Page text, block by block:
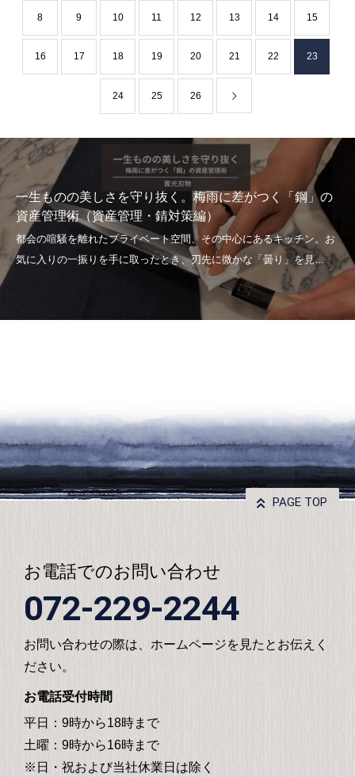
8 9 10 11 12 13 14 15
16 17 18 19 20 21 22 23
24 25 26
一生ものの美しさを守り抜く。梅雨に差がつく「鋼」の
資産管理術（資産管理・錆対策編）
PAGE TOP
お電話でのお問い合わせ
072-229-2244
お問い合わせの際は、ホームページを見たとお伝えく
ださい。
お電話受付時間
平日：9時から18時まで
土曜：9時から16時まで
※日・祝および当社休業日は除く